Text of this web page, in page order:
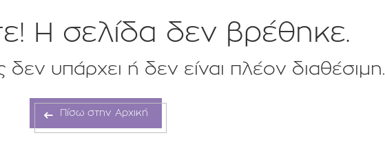
H σελίδα δεν βρέθηκε.
υπάρχει ή δεν είναι πλέον διαθέσιμη.
Πίσω στην Αρχική